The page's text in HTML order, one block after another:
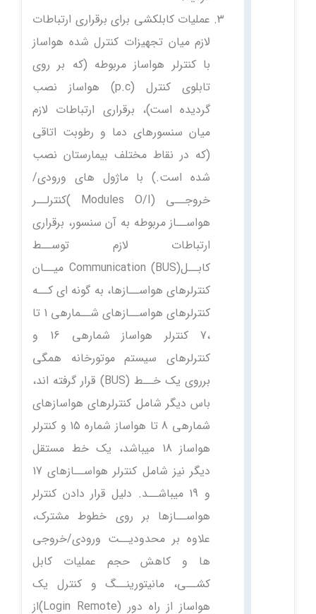
عملیات کابلکشی برای برقراری ارتباطات
لازم میان تجهیزات کنترل شده هواساز
با کنترلر هواساز مربوطه (که بر روی
تابلوی کنترل (p.c) هواساز نصب
گردیده است)، برقراری ارتباطات لازم
میان سنسورهای دما و رطوبت اتاقی
(که در نقاط مختلف بیمارستان نصب
شده است.) با ماژول های ورودی/
خروجــی (Modules O/I )کنترلــر
هواســاز مربوطه به آن سنسور، برقراری
ارتباطات لازم توســط
کابــل(Communication (BUS میــان
کنترلرهای هواســازها، به گونه ای کــه
کنترلرهای هواســازهای شــمارهی 1 تا
،7 کنترلر هواساز شمارهی 16 و
کنترلرهای سیستم موتورخانه همگی
برروی یک خــط (BUS) قرار گرفته اند،
باس دیگر شامل کنترلرهای هواسازهای
شمارهی 8 تا هواساز شماره 15 و کنترلر
هواساز 18 میباشد، یک خط مستقل
دیگر نیز شامل کنترلر هواســازهای 17
و 19 میباشــد. دلیل قرار دادن کنترلر
هواســازها بر روی خطوط مشترک،
علاوه بر محدودیــت ورودی/خروجی
ها و کاهش حجم عملیات کابل
کشــی، مانیتورینــگ و کنترل یک
هواساز از راه دور (Login Remote)از